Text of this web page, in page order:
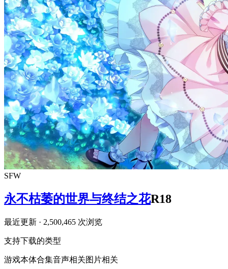
SFW
永不枯萎的世界与终结之花R18
最近更新 · 2,500,465 次浏览
支持下载的类型
游戏本体合集音声相关图片相关